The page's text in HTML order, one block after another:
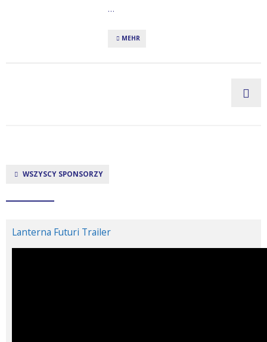
…
MEHR
WSZYSCY SPONSORZY
Lanterna Futuri Trailer